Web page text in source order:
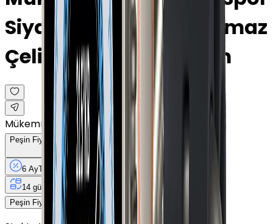
Siyah Kordon · Paslanmaz
Çelik · Cellular · 45mm
Mükemmel
Peşin Fiyatına Taksit 3.431,33 TL
6 AyTaksit 12 AyGüvence
14 gün
içinde iade
Peşin Fiyatına6 taksit x3.431,33 TL
20.588 TL